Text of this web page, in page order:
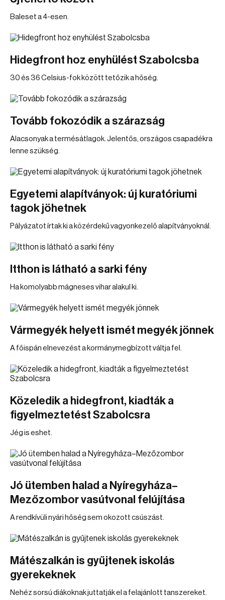
Baleset a 4-esen.
Hidegfront hoz enyhülést Szabolcsba
30 és 36 Celsius-fok között tetőzik a hőség.
Tovább fokozódik a szárazság
Alacsonyak a termésátlagok. Jelentős, országos csapadékra
lenne szükség.
Egyetemi alapítványok: új kuratóriumi
tagok jöhetnek
Pályázatot írtak ki a közérdekű vagyonkezelő alapítványoknál.
Itthon is látható a sarki fény
Ha komolyabb mágneses vihar alakul ki.
Vármegyék helyett ismét megyék jönnek
A főispán elnevezést a kormánymegbízott váltja fel.
Közeledik a hidegfront, kiadták a
figyelmeztetést Szabolcsra
Jég is eshet.
Jó ütemben halad a Nyíregyháza–
Mezőzombor vasútvonal felújítása
A rendkívüli nyári hőség sem okozott csúszást.
Mátészalkán is gyűjtenek iskolás
gyerekeknek
Nehéz sorsú diákoknak juttatják el a felajánlott tanszereket.